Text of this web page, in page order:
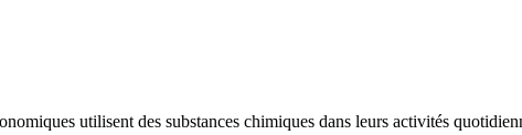
utilisent des substances chimiques dans leurs activités